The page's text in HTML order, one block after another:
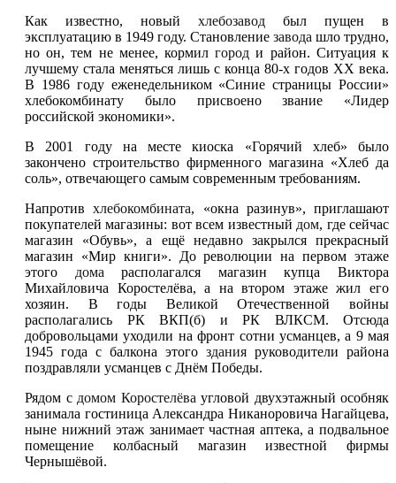
Как известно, новый хлебозавод был пущен в
эксплуатацию в 1949 году. Становление завода шло трудно,
но он, тем не менее, кормилгород и район. Ситуация к
лучшему стала меняться лишь с конца 80-х годов XX века.
В 1986 году еженедельником «Синие страницы России»
хлебокомбинату было присвоено звание «Лидер
российской экономики».
В 2001 году на месте киоска «Горячий хлеб» было
закончено строительство фирменного магазина «Хлеб да
соль», отвечающего самым современным требованиям.
Напротивхлебокомбината, «окна разинув», приглашают
покупателей магазины: вот всем известный дом, где сейчас
магазин «Обувь», а ещё недавно закрылся прекрасный
магазин «Мир книги». До революции на первом этаже
этого дома располагался магазин купца Виктора
Михайловича Коростелёва, а на втором этаже жил его
хозяин. В годы Великой Отечественной войны
располагались РК ВКП(б) и РК ВЛКСМ. Отсюда
добровольцами уходили на фронт сотни усманцев, а 9 мая
1945 года с балкона этого здания руководители района
поздравляли усманцев с Днём Победы.
Рядом с домом Коростелёва угловой двухэтажный особняк
занимала гостиница Александра Никаноровича Нагайцева,
ныне нижний этаж занимает частная аптека, а подвальное
помещение колбасный магазин известной фирмы
Чернышёвой.